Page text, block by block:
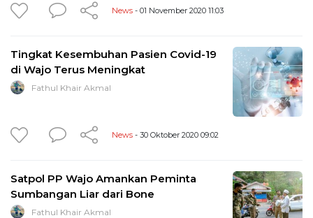
News - 01 November 2020 11:03
Tingkat Kesembuhan Pasien Covid-19
di Wajo Terus Meningkat
Fathul Khair Akmal
News - 30 Oktober 2020 09:02
Satpol PP Wajo Amankan Peminta
Sumbangan Liar dari Bone
Fathul Khair Akmal